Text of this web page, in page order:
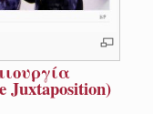
Juxtaposition)